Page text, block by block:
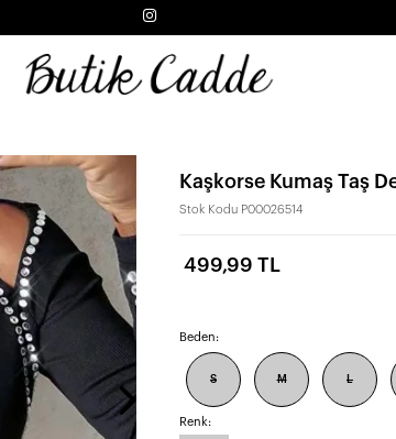
Kaşkorse Kumaş Taş
Stok Kodu P00026514
499,99 TL
Beden:
S M L
Renk: